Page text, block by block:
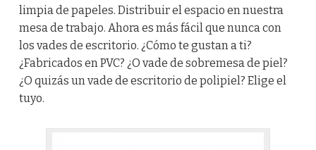
limpia de papeles. Distribuir el espacio en nuestra
mesa de trabajo. Ahora es más fácil que nunca con
los vades de escritorio. ¿Cómo te gustan a ti?
¿Fabricados en PVC? ¿O vade de sobremesa de piel?
¿O quizás un vade de escritorio de polipiel? Elige el
tuyo.